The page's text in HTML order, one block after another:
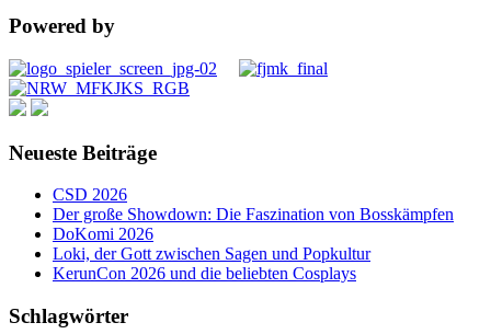
Powered by
Neueste Beiträge
CSD 2026
Der große Showdown: Die Faszination von Bosskämpfen
DoKomi 2026
Loki, der Gott zwischen Sagen und Popkultur
KerunCon 2026 und die beliebten Cosplays
Schlagwörter